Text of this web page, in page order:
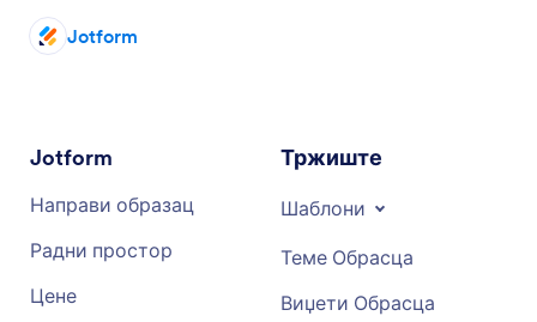
Jotform
Jotform
Направи образац
Радни простор
Цене
Тржиште
Шаблони
Теме Обрасца
Виџети Обрасца